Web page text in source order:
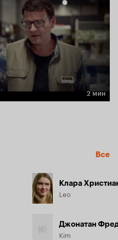
2 мин
Все
Клара
Leo
Джонатан
Kim